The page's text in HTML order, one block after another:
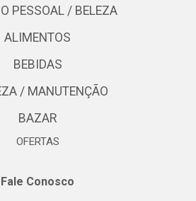
PESSOAL / BELEZA
ALIMENTOS
BEBIDAS
/ MANUTENÇÃO
BAZAR
OFERTAS
Fale Conosco